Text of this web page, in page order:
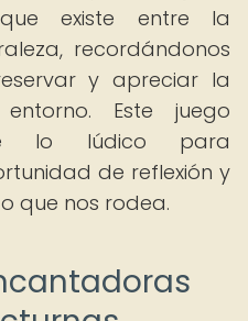
existe entre la
recordándonos
y apreciar la
Este juego
lo lúdico para
de reflexión y
que nos rodea.